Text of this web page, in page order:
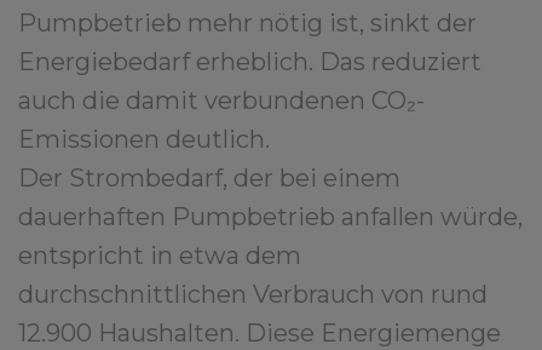
Pumpbetrieb mehr nötig ist, sinkt der
Energiebedarf erheblich. Das reduziert
auch die damit verbundenen CO₂-
Emissionen deutlich.
Der Strombedarf, der bei einem
dauerhaften Pumpbetrieb anfallen würde,
entspricht in etwa dem
durchschnittlichen Verbrauch von rund
12.900 Haushalten. Diese Energiemenge